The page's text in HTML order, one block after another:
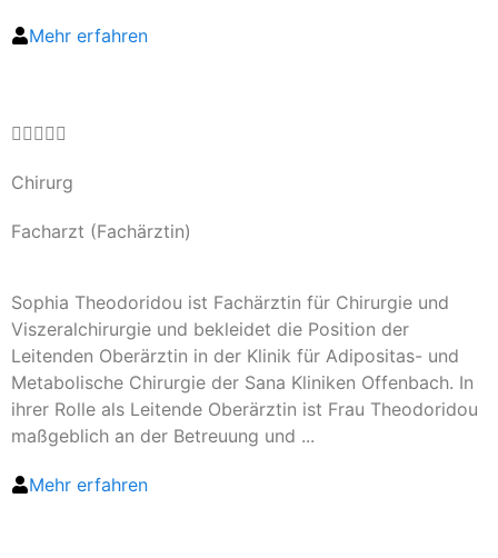
Mehr erfahren

Chirurg
Facharzt (Fachärztin)
Sophia Theodoridou ist Fachärztin für Chirurgie und
Viszeralchirurgie und bekleidet die Position der
Leitenden Oberärztin in der Klinik für Adipositas- und
Metabolische Chirurgie der Sana Kliniken Offenbach. In
ihrer Rolle als Leitende Oberärztin ist Frau Theodoridou
maßgeblich an der Betreuung und ...
Mehr erfahren